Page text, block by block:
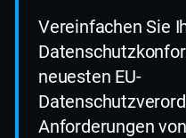
Vereinfachen Sie
neuesten EU-
Anforderungen